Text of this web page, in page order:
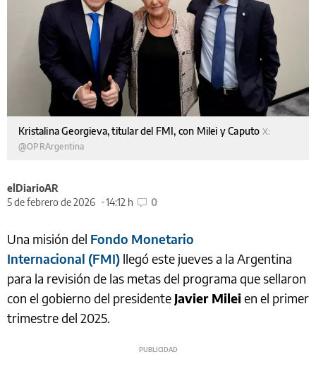
Kristalina Georgieva, titular del FMI, con Milei y Caputo X:
@OPRArgentina
elDiarioAR
5 de febrero de 2026
14:12 h 0
Una misión del Fondo Monetario
Internacional (FMI) llegó este jueves a la Argentina
para la revisión de las metas del programa que sellaron
con el gobierno del presidente Javier Mileien el primer
trimestre del 2025.